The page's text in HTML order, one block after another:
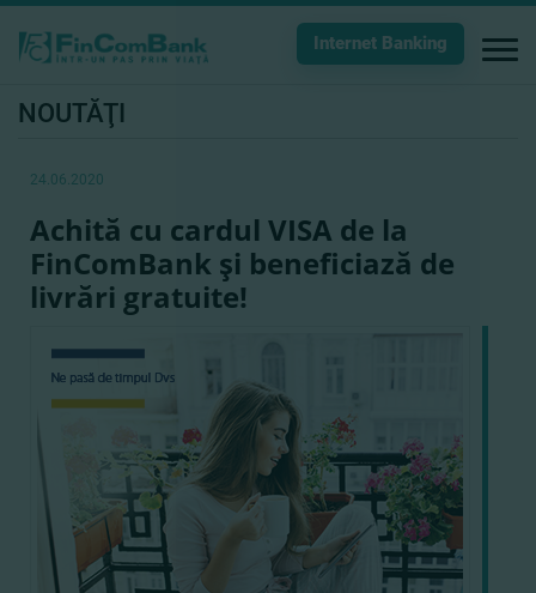
Internet Banking
NOUTĂŢI
24.06.2020
Achită cu cardul VISA de la
FinComBank şi beneficiază de
livrări gratuite!